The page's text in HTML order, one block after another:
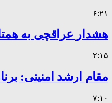
۶:۲۱
هشدار عراقچی به
۲:۱۵
مقام ارشد امنیتی:
۷:۱۰